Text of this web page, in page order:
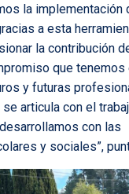
la implementación
a esta
la contribución
que tenemos
y futuras
articula con el
con las
y sociales”,